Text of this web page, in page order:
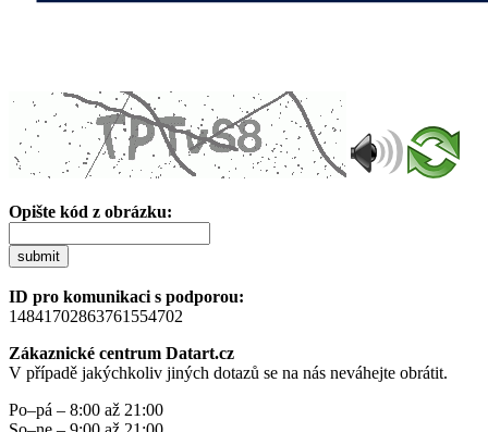
Opište kód z obrázku:
submit
ID pro komunikaci s podporou:
14841702863761554702
Zákaznické centrum Datart.cz
V případě jakýchkoliv jiných dotazů se na nás neváhejte obrátit.
Po–pá – 8:00 až 21:00